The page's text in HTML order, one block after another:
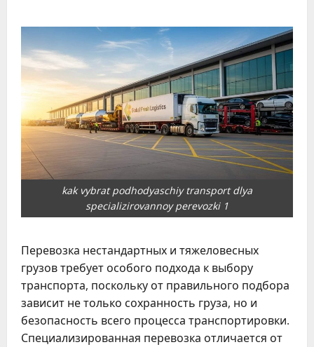
kak vybrat podhodyaschiy transport dlya
specializirovannoy perevozki 1
Перевозка нестандартных и тяжеловесных
грузов требует особого подхода к выбору
транспорта, поскольку от правильного подбора
зависит не только сохранность груза, но и
безопасность всего процесса транспортировки.
Специализированная перевозка отличается от